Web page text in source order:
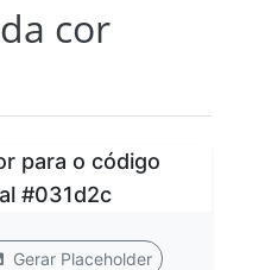
cor
Gerar Placeholder